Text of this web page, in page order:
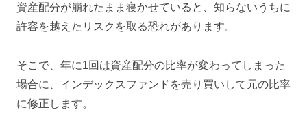
資産配分が崩れたまま寝かせていると、知らないうちに
許容を越えたリスクを取る恐れがあります。
そこで、年に1回は資産配分の比率が変わってしまった
場合に、インデックスファンドを売り買いして元の比率
に修正します。